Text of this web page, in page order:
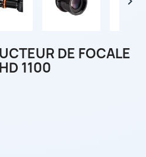
DE FOCALE
1100